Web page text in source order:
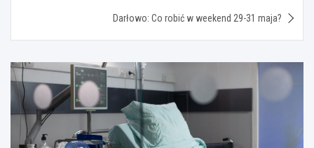
Darłowo: Co robić w weekend 29-31 maja?